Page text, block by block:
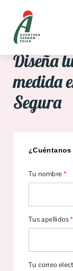
Diseña
medida
Segura
Tu nombre *
Tus apellidos*
Tu correo